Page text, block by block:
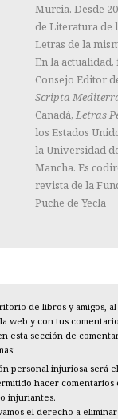
Murcia. Desde
de Literatura de
Letras de la
En la
Consejo Editor
Scripta
Canadá, Letras
los Estados
la Universidad
Mancha. Es
revista de la
Puche de Yecla
de libros y amigos,
web y con tus
esta sección de
personal injuriosa será
hacer comentarios
injuriantes.
el derecho a